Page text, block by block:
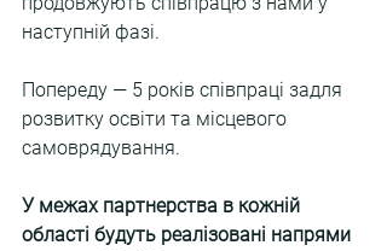
наступній фазі.
Попереду — 5 років співпраці задля
розвитку освіти та місцевого
самоврядування.
У межах партнерства в кожній
області будуть реалізовані напрями